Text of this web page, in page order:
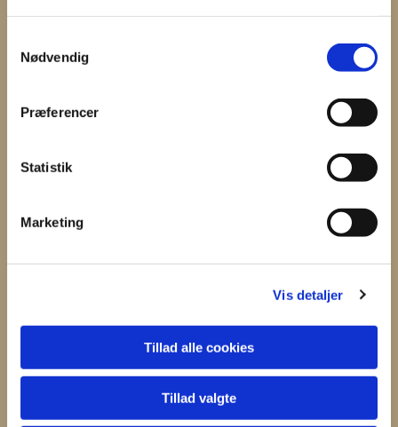
Nødvendig
Præferencer
Statistik
Marketing
Vis detaljer
Tillad alle cookies
Tillad valgte
Du vil måske også kunne